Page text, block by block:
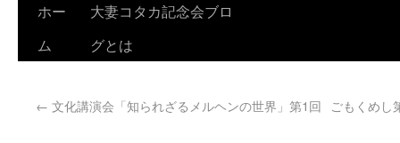
ホー
ム
大妻コタカ記念会ブロ
グとは
← 文化講演会「知られざるメルヘンの世界」第1回 ごもくめし